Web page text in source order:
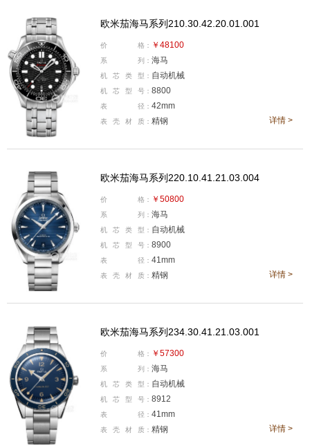
游泳触摸板
自1967年以来，触摸板已经成为游泳运动中重要且精准的
计时设备。在游泳比赛中，当选手游到终点时，可以向泳
道终点的触摸板施加1.5-2.5千克的压力来自动“停止计
时”，从而获取精准的比赛结果。
游泳排名指示灯
游泳排名指示灯安置在起跳台上，帮助运动员和观众更好
欧米茄海马系列210.30.42.20.01.001
价 格： ￥48100
系 列： 海马
机 芯 类 型： 自动机械
机 芯 型 号： 8800
表 径： 42mm
表 壳 材 质： 精钢 详情 >
欧米茄海马系列220.10.41.21.03.004
价 格： ￥50800
系 列： 海马
机 芯 类 型： 自动机械
机 芯 型 号： 8900
表 径： 41mm
表 壳 材 质： 精钢 详情 >
欧米茄海马系列234.30.41.21.03.001
价 格： ￥57300
系 列： 海马
机 芯 类 型： 自动机械
机 芯 型 号： 8912
表 径： 41mm
表 壳 材 质： 精钢 详情 >